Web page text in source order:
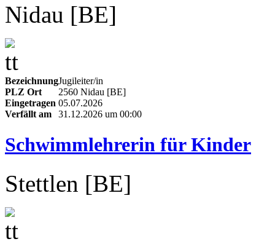
Nidau [BE]
BezeichnungJugileiter/in
PLZ Ort
2560 Nidau [BE]
Eingetragen 05.07.2026
Verfällt am
31.12.2026 um 00:00
Schwimmlehrerin für Kinder
Stettlen [BE]